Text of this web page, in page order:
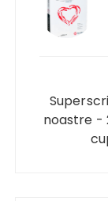
articole
noastre -